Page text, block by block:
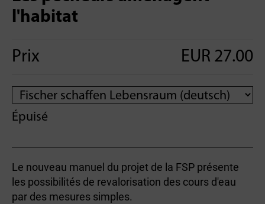
l'habitat
Prix EUR 27.00
Épuisé
Le nouveau manuel du projet de la FSP présente
les possibilités de revalorisation des cours d'eau
par des mesures simples.